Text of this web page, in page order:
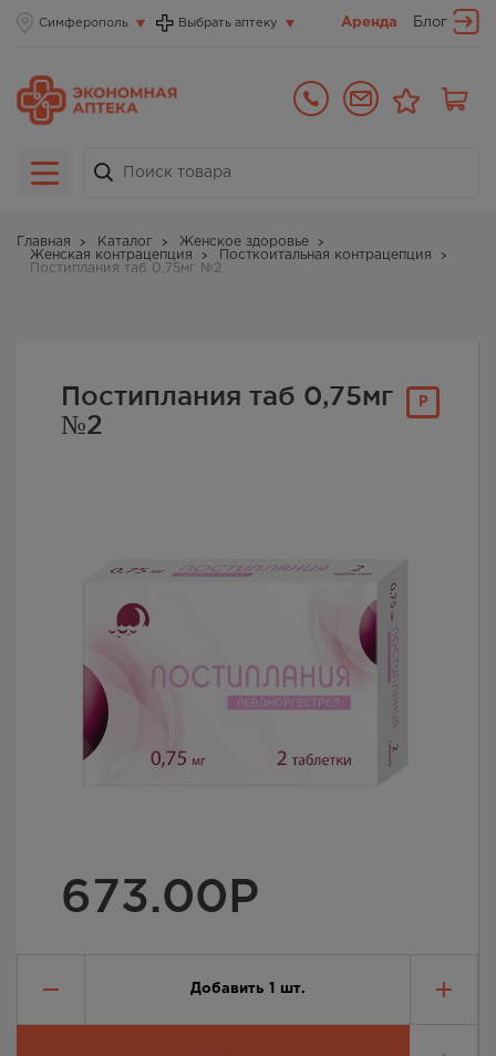
Симферополь Выбрать аптеку Аренда Блог
Главная Каталог
Женское здоровье
Женская контрацепция
Посткоитальная контрацепция
Постиплания таб 0,75мг №2
Р
Постиплания таб 0,75мг
№2
673.00Р
Добавить 1 шт.